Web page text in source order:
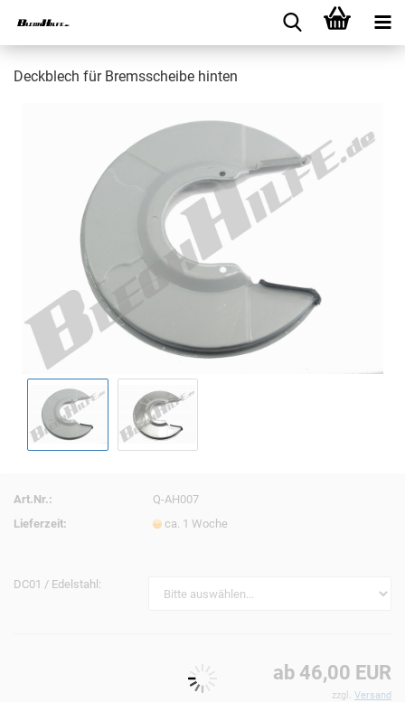
Deckblech für Bremsscheibe hinten
Art.Nr.:
Q-AH007
Lieferzeit:
ca. 1 Woche
DC01 / Edelstahl:
ab 46,00 EUR
zzgl. Versand